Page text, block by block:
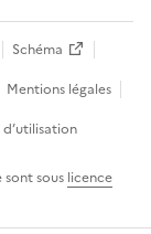
Schéma
Mentions légales
sous licence